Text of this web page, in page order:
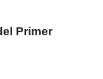
Primer